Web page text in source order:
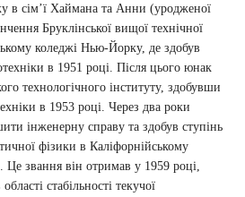
в сім’ї Хаймана та Анни (уродженої
Бруклінської вищої технічної
коледжі Нью-Йорку, де здобув
в 1951 році. Після цього юнак
технологічного інституту, здобувши
в 1953 році. Через два роки
інженерну справу та здобув ступінь
фізики в Каліфорнійському
Це звання він отримав у 1959 році,
стабільності текучої